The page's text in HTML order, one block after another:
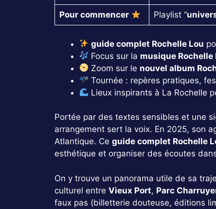
Pour commencer Playlist “
guide complet Rochelle Lou
Focus sur la musique Rochelle
Zoom sur le nouvel album
Tournée : repères pratiques,
Lieux inspirants à La Rochelle
Portée par des textes sensibles et une
arrangement sert la voix. En 2025, son
Atlantique. Ce guide complet Rochelle
esthétique et organiser des écoutes
On y trouve un panorama utile de sa
culturel entre Vieux Port, Parc
faux pas (billetterie douteuse, éditions